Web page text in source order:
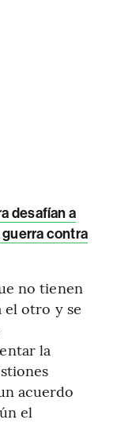
desafían a
guerra contra
no tienen
el otro y se
la
acuerdo
el